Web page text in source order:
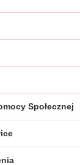
Społecznej